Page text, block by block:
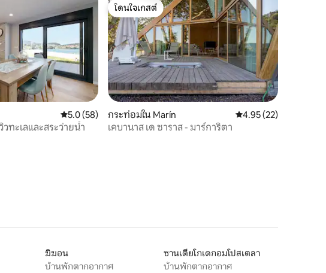
คะแนนเฉลี่ย 5.0 จาก 5, 58 รีวิว
5.0 (58)
ทะเลและสระว่ายน้ำ
โดนใจเกสต์
โดนใจเกสต์
กระท่อมใน Marín คะแนนเฉลี่ย 4.95 จาก
4.95 (22)
เคบานาส เด ซาราส - มาร์การิตา
ฆิฆอน
บ้านพักตากอากาศ
ซานเตียโกเดกอมโปสเตลา
บ้านพักตากอากาศ